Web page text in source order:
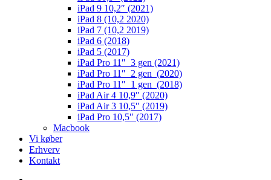
iPad 9 10,2″ (2021)
iPad 8 (10,2 2020)
iPad 7 (10,2 2019)
iPad 6 (2018)
iPad 5 (2017)
iPad Pro 11″ 3 gen (2021)
iPad Pro 11″ 2 gen (2020)
iPad Pro 11″ 1 gen (2018)
iPad Air 4 10,9″ (2020)
iPad Air 3 10,5″ (2019)
iPad Pro 10,5″ (2017)
Macbook
Vi køber
Erhverv
Kontakt